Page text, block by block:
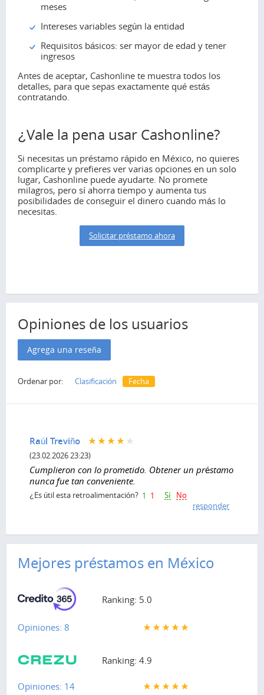
meses
Intereses variables según la entidad
Requisitos básicos: ser mayor de edad y tener
ingresos
Antes de aceptar, Cashonline te muestra todos los
detalles, para que sepas exactamente qué estás
contratando.
¿Vale la pena usar Cashonline?
Si necesitas un préstamo rápido en México, no quieres
complicarte y prefieres ver varias opciones en un solo
lugar, Cashonline puede ayudarte. No promete
milagros, pero sí ahorra tiempo y aumenta tus
posibilidades de conseguir el dinero cuando más lo
necesitas.
Solicitar préstamo ahora
Opiniones de los usuarios
Agrega una reseña
Ordenar por: Clasificación Fecha
Raúl Treviño
(23.02.2026 23:23)
Cumplieron con lo prometido. Obtener un préstamo
nunca fue tan conveniente.
¿Es útil esta retroalimentación? 1 1 Sí No
responder
Mejores préstamos en México
Ranking: 5.0
Opiniones: 8
Ranking: 4.9
Opiniones: 14